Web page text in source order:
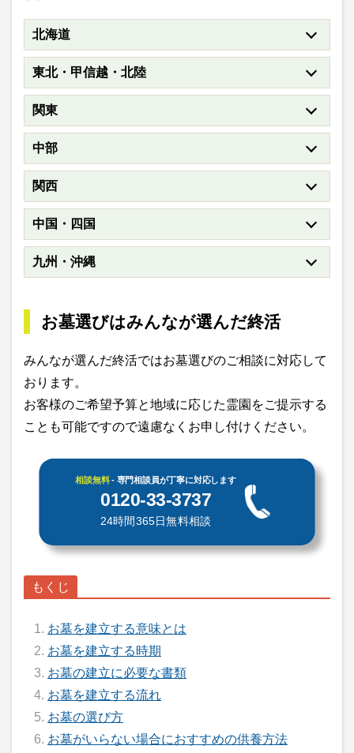
北海道
東北・甲信越・北陸
関東
中部
関西
中国・四国
九州・沖縄
お墓選びはみんなが選んだ終活
みんなが選んだ終活ではお墓選びのご相談に対応して
おります。
お客様のご希望予算と地域に応じた霊園をご提示する
ことも可能ですので遠慮なくお申し付けください。
相談無料- 専門相談員が丁寧に対応します
0120-33-3737
24時間365日無料相談
お墓を建立する意味とは
お墓を建立する時期
お墓の建立に必要な書類
お墓を建立する流れ
お墓の選び方
お墓がいらない場合におすすめの供養方法